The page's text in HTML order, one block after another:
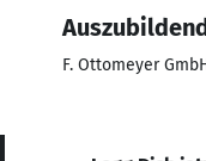
F. Ottomeyer